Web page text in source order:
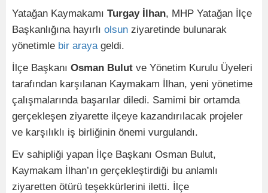
Yatağan Kaymakamı Turgay İlhan, MHP Yatağan İlçe
Başkanlığına hayırlı olsun ziyaretinde bulunarak
yönetimle bir arayageldi.
İlçe Başkanı Osman Bulut ve Yönetim Kurulu Üyeleri
tarafından karşılanan Kaymakam İlhan, yeni yönetime
çalışmalarında başarılar diledi. Samimi bir ortamda
gerçekleşen ziyarette ilçeye kazandırılacak projeler
ve karşılıklı iş birliğinin önemi vurgulandı.
Ev sahipliği yapan İlçe Başkanı Osman Bulut,
Kaymakam İlhan’ın gerçekleştirdiği bu anlamlı
ziyaretten ötürü teşekkürlerini iletti. İlçe